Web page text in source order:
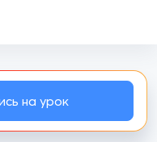
на урок